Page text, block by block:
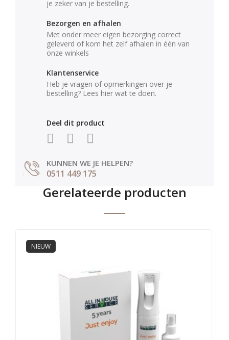
je zeker van je bestelling.
Bezorgen en afhalen
Met onder meer eigen bezorging correct
geleverd of kom het zelf afhalen in één van
onze winkels
Klantenservice
Heb je vragen of opmerkingen over je
bestelling? Lees hier wat te doen.
Deel dit product
KUNNEN WE JE HELPEN?
0511 449 175
Gerelateerde producten
NIEUW